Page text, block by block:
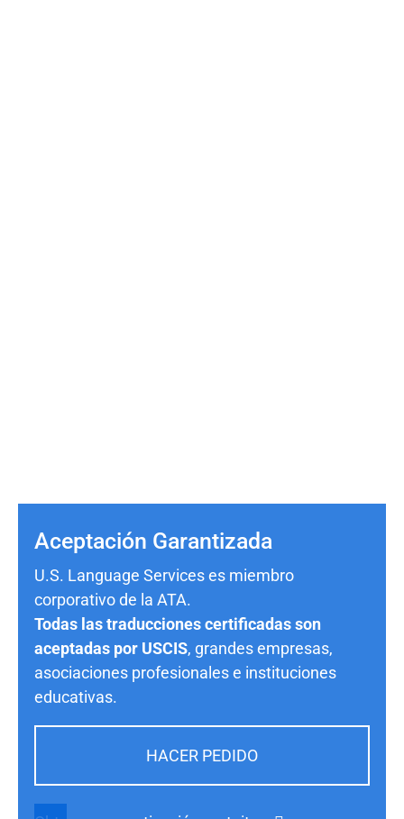
Aceptación Garantizada
U.S. Language Services es miembro
corporativo de la ATA.
Todas las traducciones certificadas son
aceptadas por USCIS, grandes empresas,
asociaciones profesionales e instituciones
educativas.
HACER PEDIDO